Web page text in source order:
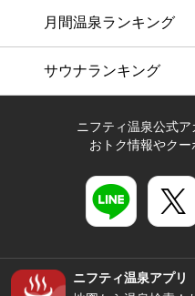
月間温泉ランキング
サウナランキング
ニフティ温泉公式
おトク情報やク
ニフティ温泉アプリ